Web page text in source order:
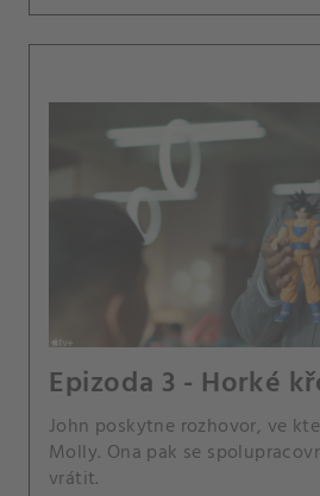
Epizoda 3 - Horké
John poskytne rozhovor, ve
Molly. Ona pak se
vrátit.